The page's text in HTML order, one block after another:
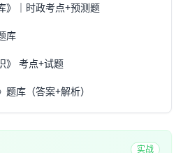
》｜时政考点+预测题
库
》 考点+试题
题库（答案+解析）
实战